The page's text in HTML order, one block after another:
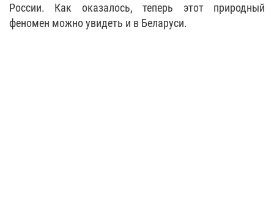
России. Как оказалось, теперь этот природный
феномен можно увидеть и в Беларуси.